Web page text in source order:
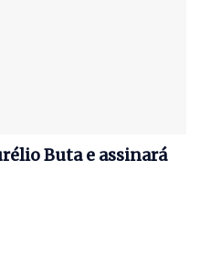
Buta e assinará